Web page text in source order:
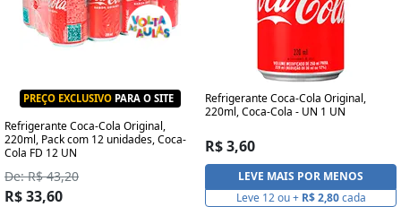
PREÇO EXCLUSIVO PARA O SITE
Refrigerante Coca-Cola Original,
220ml, Pack com 12 unidades, Coca-
Cola FD 12 UN
De: R$ 43,20
R$ 33,60
Refrigerante Coca-Cola Original,
220ml, Coca-Cola - UN 1 UN
R$ 3,60
LEVE MAIS POR MENOS
Leve 12 ou + R$ 2,80cada